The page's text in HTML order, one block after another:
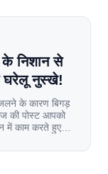
निशान से
घरेलू नुस्खे!
के कारण बिगड़
की पोस्ट आपको
में काम करते हुए